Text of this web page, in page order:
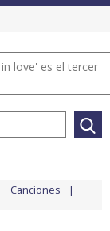
love' es el tercer
Canciones